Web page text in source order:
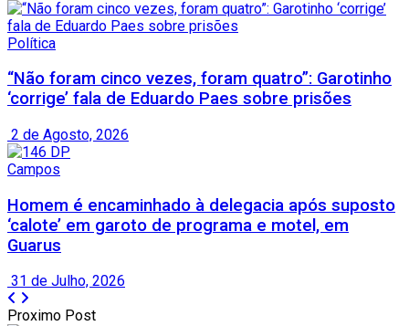
Política
“Não foram cinco vezes, foram quatro”: Garotinho
‘corrige’ fala de Eduardo Paes sobre prisões
2 de Agosto, 2026
Campos
Homem é encaminhado à delegacia após suposto
‘calote’ em garoto de programa e motel, em
Guarus
31 de Julho, 2026
Proximo Post